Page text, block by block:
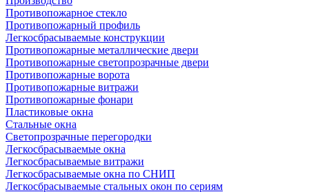
Противопожарное стекло
Противопожарный профиль
Легкосбрасываемые конструкции
Противопожарные металлические двери
Противопожарные светопрозрачные двери
Противопожарные ворота
Противопожарные витражи
Противопожарные фонари
Пластиковые окна
Стальные окна
Светопрозрачные перегородки
Легкосбрасываемые окна
Легкосбрасываемые витражи
Легкосбрасываемые окна по СНИП
Легкосбрасываемые стальных окон по сериям